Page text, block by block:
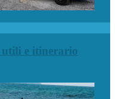
utili e itinerario